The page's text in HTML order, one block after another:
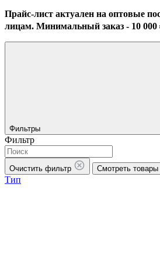
Прайс-лист актуален на оптовые
лицам. Минимальный заказ - 10 000
Фильтры
Фильтр
Очистить фильтр Смотреть товары
Тип